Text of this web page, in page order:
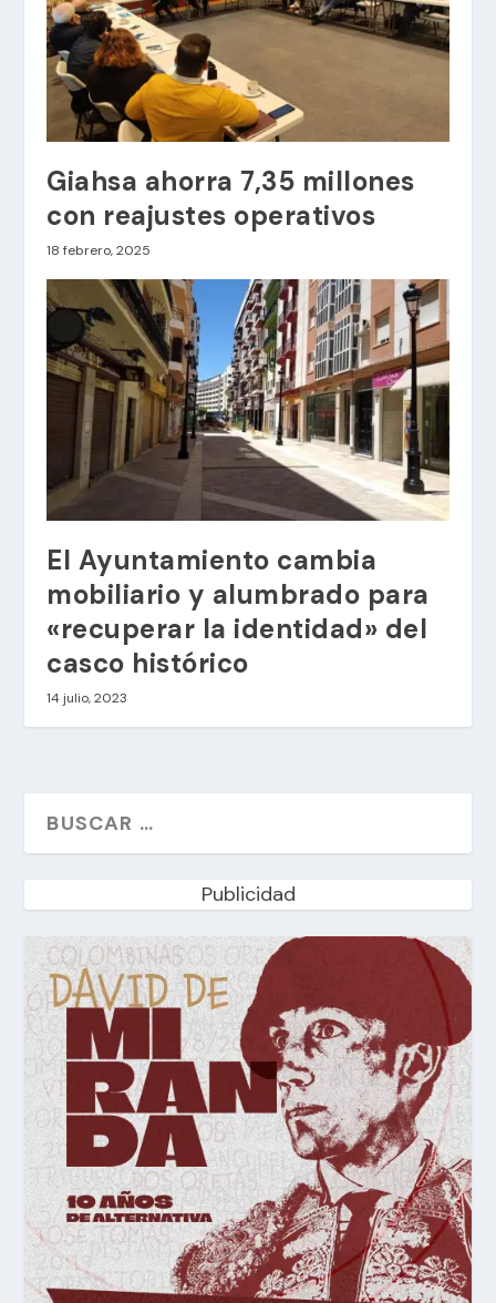
Giahsa ahorra 7,35 millones
con reajustes operativos
18 febrero, 2025
El Ayuntamiento cambia
mobiliario y alumbrado para
«recuperar la identidad» del
casco histórico
14 julio, 2023
Publicidad